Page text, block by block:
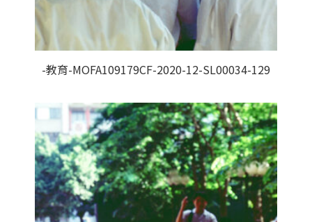
-教育-MOFA109179CF-2020-12-SL00034-129